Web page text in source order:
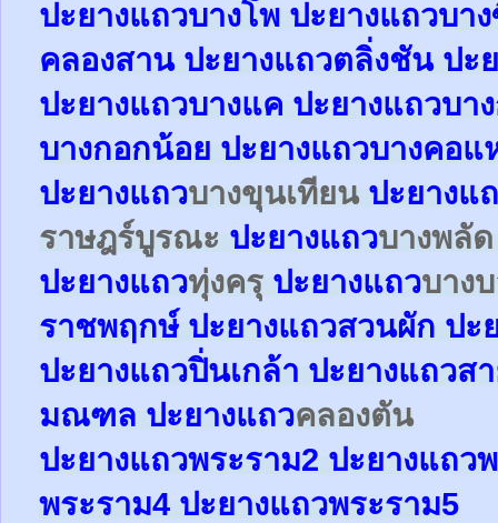
ปะยางแถวบางโพ ปะยางแถวบา
คลองสาน ปะยางแถวตลิ่งชัน ปะ
ปะยางแถวบางแค ปะยางแถวบา
บางกอกน้อย ปะยางแถวบางคอแ
ปะยางแถวบางขุนเทียน ปะยางแ
ราษฎร์บูรณะ ปะยางแถวบางพลั
ปะยางแถวทุ่งครุ ปะยางแถวบาง
ราชพฤกษ์ ปะยางแถวสวนผัก ปะ
ปะยางแถวปิ่นเกล้า ปะยางแถวส
มณฑล ปะยางแถวคลองตัน
ปะยางแถวพระราม2 ปะยางแถว
พระราม4 ปะยางแถวพระราม5